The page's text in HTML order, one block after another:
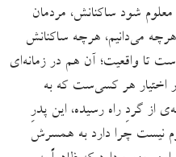
معلوم شود ساکنانش، مردمان
می‌دانیم، هرچه ساکنانش
تا واقعیت؛ آن‌ هم در زمانه‌ای
اختیار هر کسی‌ست که به
گردِ راه رسیده، این پدرِ
نیست چرا دارد به همسرش